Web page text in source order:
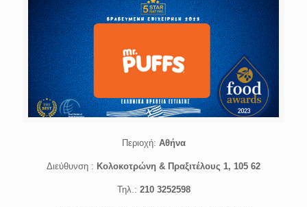
Περιοχή: Αθήνα
Διεύθυνση : Κολοκοτρώνη & Πραξιτέλους 1, 105 62
Τηλ.: 210 3252598